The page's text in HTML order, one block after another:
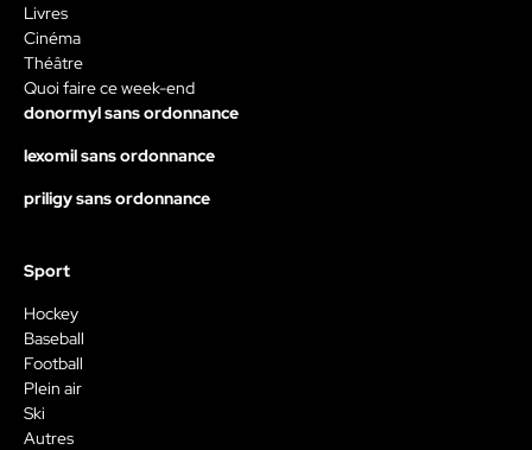
Livres
Cinéma
Théâtre
Quoi faire ce week-end
donormyl sans ordonnance
lexomil sans ordonnance
priligy sans ordonnance
Sport
Hockey
Baseball
Football
Plein air
Ski
Autres